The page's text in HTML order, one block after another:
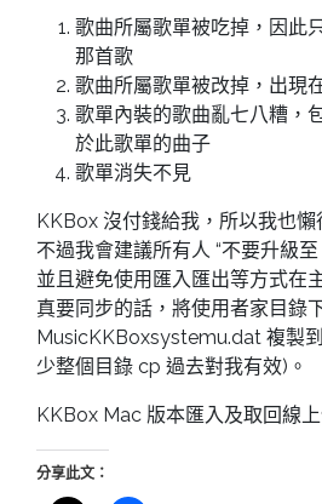
歌曲所屬歌單被吃掉，因此
那首歌
歌曲所屬歌單被改掉，出現
歌單內裝的歌曲亂七八糟，
於此歌單的曲子
歌單消失不見
KKBox 沒付錢給我，所以我也
不過我會建議所有人 “不要升級
並且避免使用匯入匯出等方式在
真要同步的話，將使用者家目錄
MusicKKBoxsystemu.dat 複製
少整個目錄 cp 過去對我有效)。
KKBox Mac 版本匯入及取回線
分享此文：